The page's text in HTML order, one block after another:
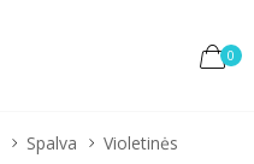
0
Spalva Violetinės